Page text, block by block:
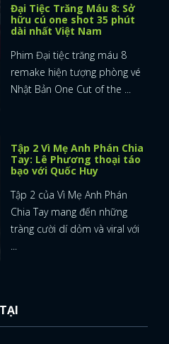
Đại Tiệc Trăng Máu 8: Sở
hữu cú one shot 35 phút
dài nhất Việt Nam
Phim Đại tiệc trăng máu 8
remake hiện tượng phòng vé
Nhật Bản One Cut of the ...
Tập 2 Vì Mẹ Anh Phán Chia
Tay: Lê Phương thoại táo
bạo với Quốc Huy
Tập 2 của Vì Mẹ Anh Phán
Chia Tay mang đến những
tràng cười dí dỏm và viral với